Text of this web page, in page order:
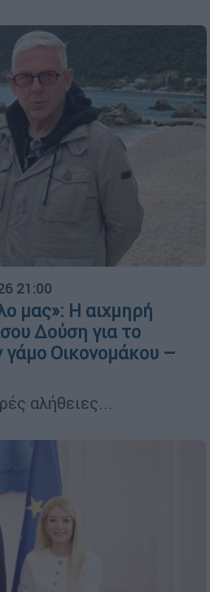
21:00
μας»: H αιχμηρή
Δούση για το
γάμο Οικονομάκου –
αλήθειες...